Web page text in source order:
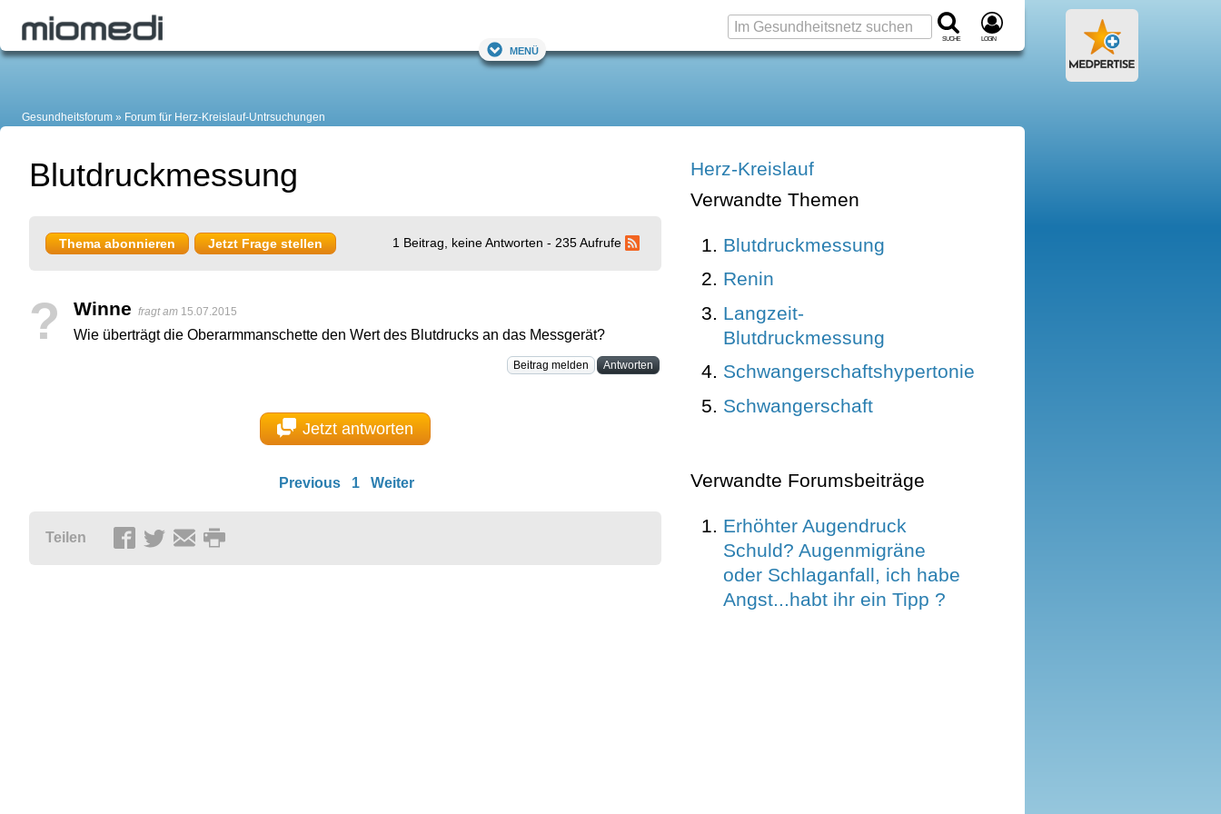
Suche Login
Menü
Gesundheitsforum Forum für Herz-Kreislauf-Untrsuchungen
Blutdruckmessung
Thema abonnieren Jetzt Frage stellen 1 Beitrag, keine Antworten - 235 Aufrufe
? Winne fragt am 15.07.2015
Wie überträgt die Oberarmmanschette den Wert des Blutdrucks an das Messgerät?
Beitrag melden Antworten
Jetzt antworten
Previous 1 Weiter
Teilen
Herz-Kreislauf
Verwandte Themen
Blutdruckmessung
Renin
Langzeit-
Blutdruckmessung
Schwangerschaftshypertonie
Schwangerschaft
Verwandte Forumsbeiträge
Erhöhter Augendruck
Schuld? Augenmigräne
oder Schlaganfall, ich habe
Angst...habt ihr ein Tipp ?